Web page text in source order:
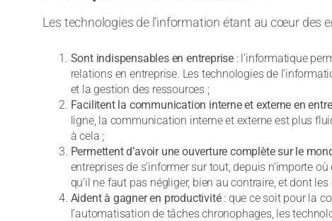
Les technologies de l’information étant au cœur des
Sont indispensables en entreprise: l’informatique
relations en entreprise. Les technologies de
et la gestion des ressources ;
Facilitent la communication interne et externe en
ligne, la communication interne et externe est plus
à cela ;
Permettent d’avoir une ouverture complète sur le
entreprises de s’informer sur tout, depuis n’importe
qu’il ne faut pas négliger, bien au contraire, et dont
Aident à gagner en productivité: que ce soit pour la
l’automatisation de tâches chronophages, les